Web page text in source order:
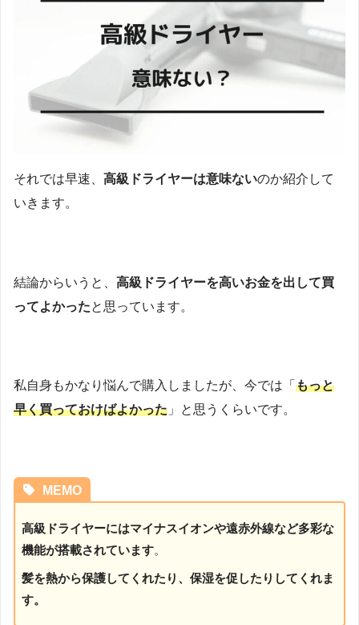
それでは早速、 高級ドライヤーは意味ないのか紹介して
いきます。
結論からいうと、 高級ドライヤーを高いお金を出して買
ってよかったと思っています。
私自身もかなり悩んで購入しましたが、今では「 もっと
早く買っておけばよかった 」と思うくらいです。
MEMO
高級ドライヤーにはマイナスイオンや遠赤外線など多彩な
機能が搭載されています。
髪を熱から保護してくれたり、保湿を促したりしてくれま
す。